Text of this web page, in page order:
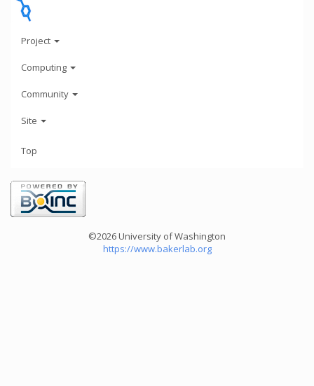
Project
Computing
Community
Site
Top
©2026 University of Washington
https://www.bakerlab.org